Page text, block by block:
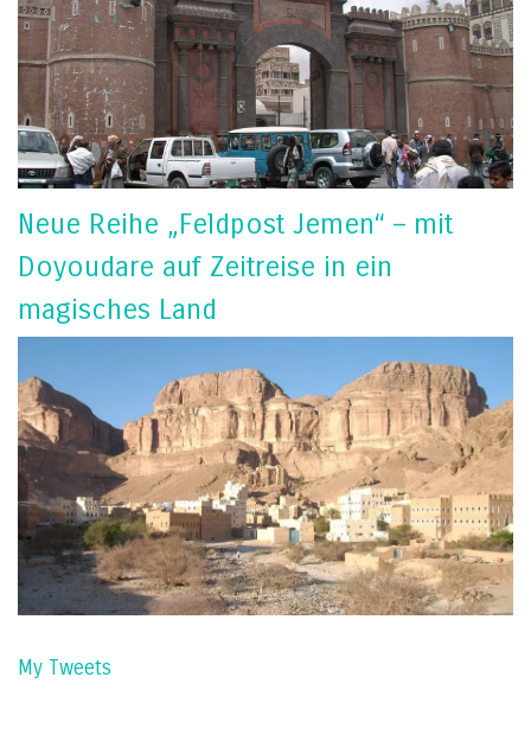
Neue Reihe „Feldpost Jemen“ – mit
Doyoudare auf Zeitreise in ein
magisches Land
My Tweets